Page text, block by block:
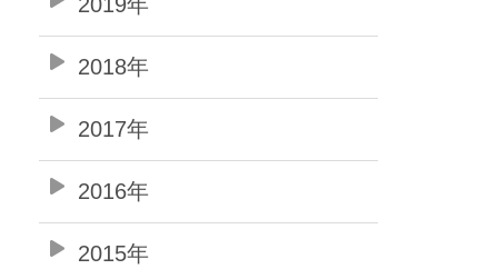
2018年
2017年
2016年
2015年